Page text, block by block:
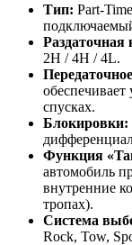
Тип: Part-
Раздаточная
2H / 4H / 4L.
спусках.
Блокировки:
Функция
автомобиль
внутренние
тропах).
Система
Rock, Tow,